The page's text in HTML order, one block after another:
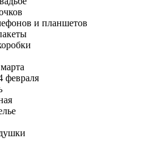
и планшетов
февраля